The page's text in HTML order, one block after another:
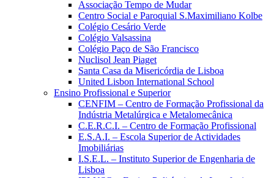
Associação Tempo de Mudar
Centro Social e Paroquial S.Maximiliano Kolbe
Colégio Cesário Verde
Colégio Valsassina
Colégio Paço de São Francisco
Nuclisol Jean Piaget
Santa Casa da Misericórdia de Lisboa
United Lisbon International School
Ensino Profissional e Superior
CENFIM – Centro de Formação Profissional da
Indústria Metalúrgica e Metalomecânica
C.E.R.C.I. – Centro de Formação Profissional
E.S.A.I. – Escola Superior de Actividades
Imobiliárias
I.S.E.L. – Instituto Superior de Engenharia de
Lisboa